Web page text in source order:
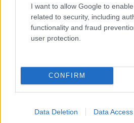
I want to allow Google to
related to security, including
functionality and fraud
user protection.
CONFIRM
Data Deletion Data Access
ZDROJ: časopis Môj dom